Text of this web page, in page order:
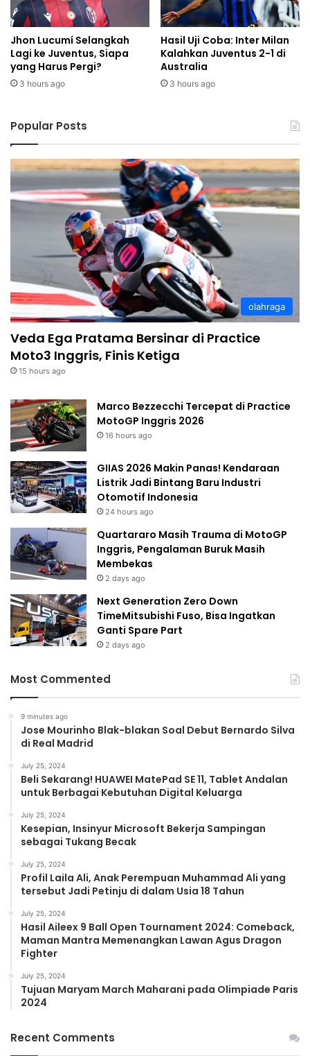
Jhon Lucumí Selangkah
Lagi ke Juventus, Siapa
yang Harus Pergi?
3 hours ago
Hasil Uji Coba: Inter Milan
Kalahkan Juventus 2-1 di
Australia
3 hours ago
Popular Posts
olahraga
Veda Ega Pratama Bersinar di Practice
Moto3 Inggris, Finis Ketiga
15 hours ago
Marco Bezzecchi Tercepat di Practice
MotoGP Inggris 2026
16 hours ago
GIIAS 2026 Makin Panas! Kendaraan
Listrik Jadi Bintang Baru Industri
Otomotif Indonesia
24 hours ago
Quartararo Masih Trauma di MotoGP
Inggris, Pengalaman Buruk Masih
Membekas
2 days ago
Next Generation Zero Down
TimeMitsubishi Fuso, Bisa Ingatkan
Ganti Spare Part
2 days ago
Most Commented
9 minutes ago
Jose Mourinho Blak-blakan Soal Debut Bernardo Silva
di Real Madrid
July 25, 2024
Beli Sekarang! HUAWEI MatePad SE 11, Tablet Andalan
untuk Berbagai Kebutuhan Digital Keluarga
July 25, 2024
Kesepian, Insinyur Microsoft Bekerja Sampingan
sebagai Tukang Becak
July 25, 2024
Profil Laila Ali, Anak Perempuan Muhammad Ali yang
tersebut Jadi Petinju di dalam Usia 18 Tahun
July 25, 2024
Hasil Aileex 9 Ball Open Tournament 2024: Comeback,
Maman Mantra Memenangkan Lawan Agus Dragon
Fighter
July 25, 2024
Tujuan Maryam March Maharani pada Olimpiade Paris
2024
Recent Comments